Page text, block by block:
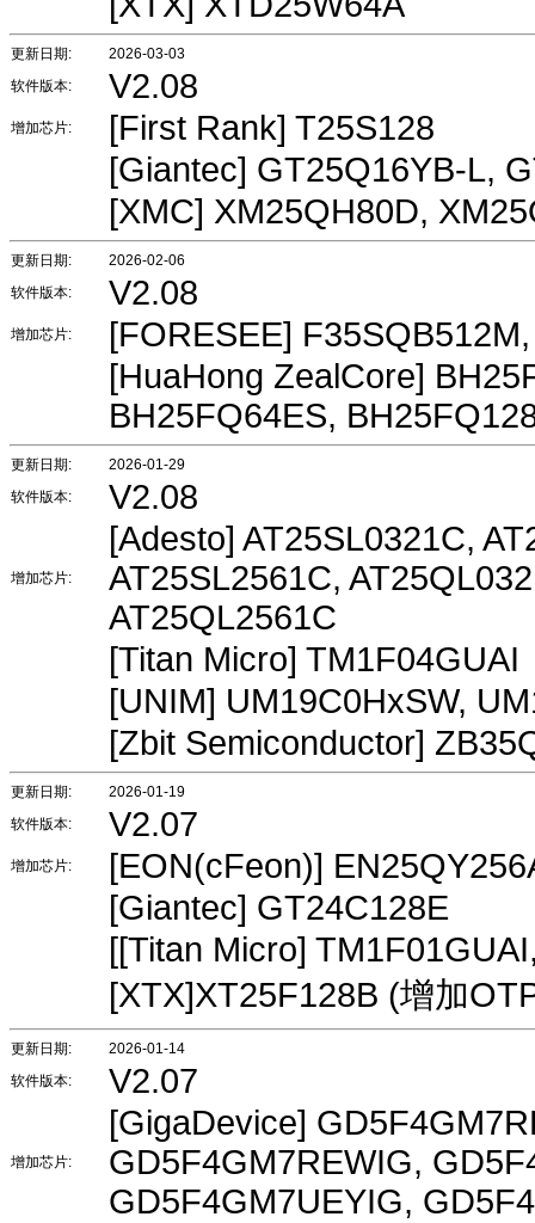
更新日期:
2026-03-03
软件版本:
V2.08
增加芯片:
[First Rank] T25S128
[Giantec] GT25Q16YB-L,
[XMC] XM25QH80D,
更新日期:
2026-02-06
软件版本:
V2.08
增加芯片:
[FORESEE]
[HuaHong ZealCore]
BH25FQ64ES,
更新日期:
2026-01-29
软件版本:
V2.08
增加芯片:
[Adesto] AT25SL0321C,
AT25SL2561C,
AT25QL2561C
[Titan Micro] TM1F04GUAI
[UNIM] UM19C0HxSW,
[Zbit Semiconductor]
更新日期:
2026-01-19
软件版本:
V2.07
增加芯片:
[EON(cFeon)]
[Giantec] GT24C128E
[[Titan Micro]
[XTX]XT25F128B (增加
更新日期:
2026-01-14
软件版本:
V2.07
增加芯片:
[GigaDevice]
GD5F4GM7REWIG,
GD5F4GM7UEYIG,